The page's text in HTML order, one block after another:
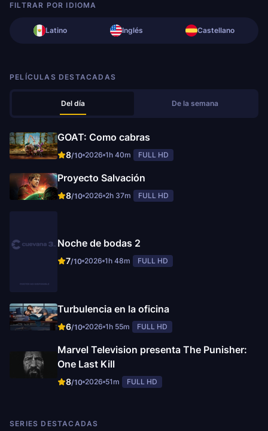
FILTRAR POR IDIOMA
Latino Inglés Castellano
PELÍCULAS DESTACADAS
Del día De la semana
GOAT: Como cabras
8/10 2026 1h 40m FULL HD
Proyecto Salvación
8/10 2026 2h 37m FULL HD
Noche de bodas 2
7/10 2026 1h 48m FULL HD
Turbulencia en la oficina
6/10 2026 1h 55m FULL HD
Marvel Television presenta The Punisher:
One Last Kill
8/10 2026 51m FULL HD
SERIES DESTACADAS